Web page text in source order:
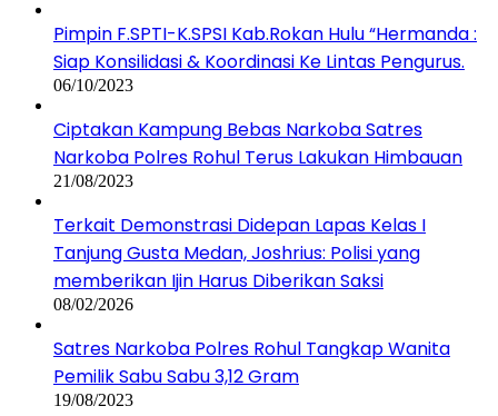
Pimpin F.SPTI-K.SPSI Kab.Rokan Hulu “Hermanda :
Siap Konsilidasi & Koordinasi Ke Lintas Pengurus.
06/10/2023
Ciptakan Kampung Bebas Narkoba Satres
Narkoba Polres Rohul Terus Lakukan Himbauan
21/08/2023
Terkait Demonstrasi Didepan Lapas Kelas I
Tanjung Gusta Medan, Joshrius: Polisi yang
memberikan Ijin Harus Diberikan Saksi
08/02/2026
Satres Narkoba Polres Rohul Tangkap Wanita
Pemilik Sabu Sabu 3,12 Gram
19/08/2023